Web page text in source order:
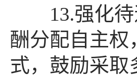
13.强化待
酬分配自主权
式，鼓励采取